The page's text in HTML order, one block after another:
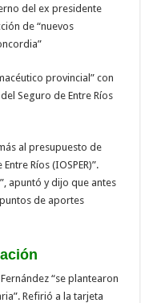
del ex presidente
de “nuevos
provincial” con
Seguro de Entre Ríos
al presupuesto de
Ríos (IOSPER)”.
apuntó y dijo que antes
de aportes
“se plantearon
Refirió a la tarjeta